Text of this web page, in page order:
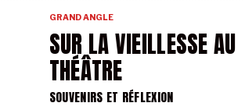
SUR LA VIEILLESSE AU
THÉÂTRE
SOUVENIRS ET RÉFLEXION
GRAND ANGLE